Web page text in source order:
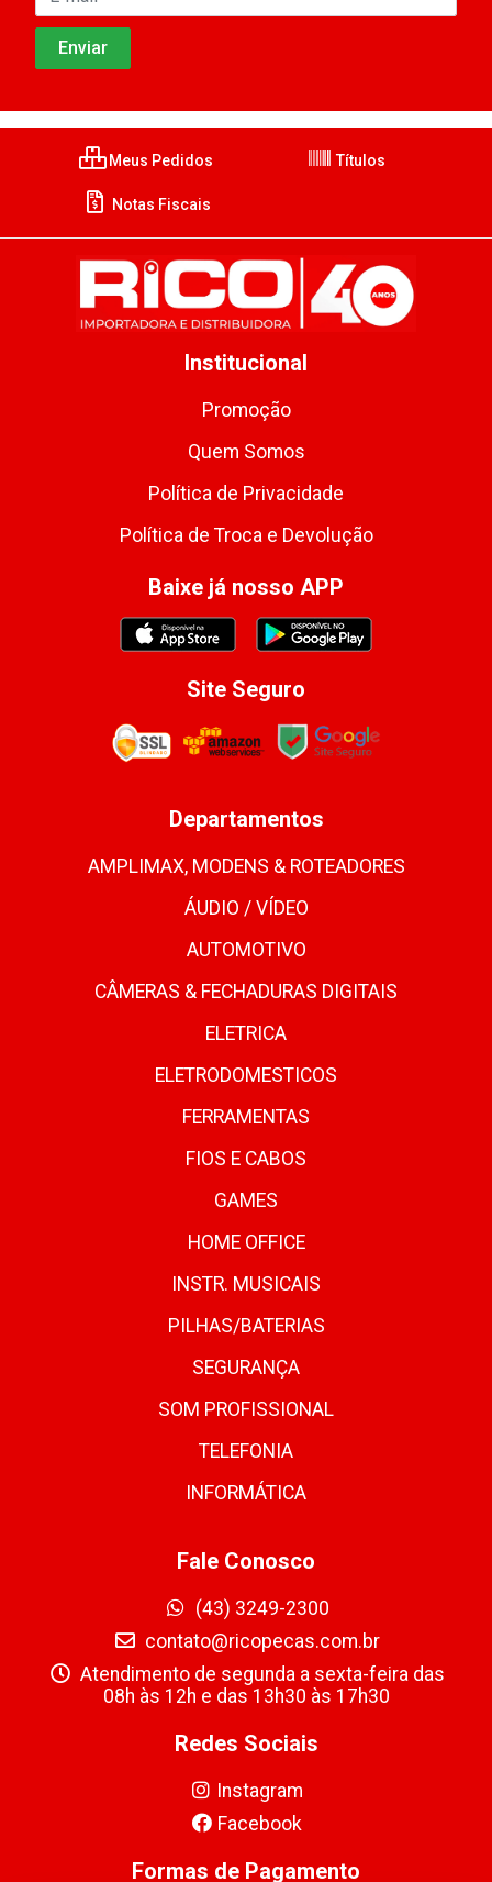
Meus Pedidos Títulos
Notas Fiscais
Institucional
Promoção
Quem Somos
Política de Privacidade
Política de Troca e Devolução
Baixe já nosso APP
Site Seguro
Departamentos
AMPLIMAX, MODENS & ROTEADORES
ÁUDIO / VÍDEO
AUTOMOTIVO
CÂMERAS & FECHADURAS DIGITAIS
ELETRICA
ELETRODOMESTICOS
FERRAMENTAS
FIOS E CABOS
GAMES
HOME OFFICE
INSTR. MUSICAIS
PILHAS/BATERIAS
SEGURANÇA
SOM PROFISSIONAL
TELEFONIA
INFORMÁTICA
Fale Conosco
(43) 3249-2300
contato@ricopecas.com.br
Atendimento de segunda a sexta-feira das
08h às 12h e das 13h30 às 17h30
Redes Sociais
Instagram
Facebook
Formas de Pagamento